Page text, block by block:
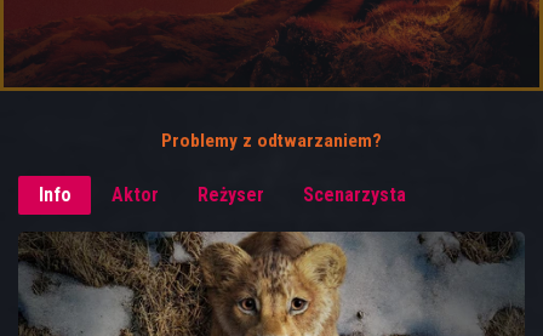
Problemy z odtwarzaniem?
Info Aktor Reżyser Scenarzysta